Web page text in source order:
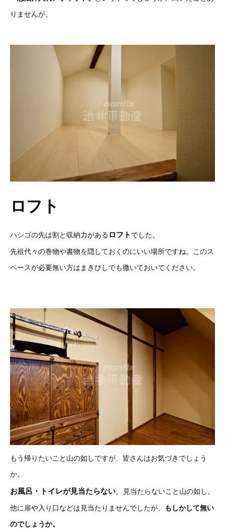
りませんが。
ロフト
ハシゴの先は割と収納力があるロフト でした。
先祖代々の巻物や書物を隠しておくのにいい場所ですね。このス
ペースが必要無い方はまきびしでも撒いておいてください。
もう帰りたいこと山の如しですが、皆さんはお気づきでしょう
か。
お風呂・トイレが見当たらない。 見当たらないこと山の如し。
他に扉や入り口などは見当たりませんでしたが、
もしかして無い
のでしょうか。